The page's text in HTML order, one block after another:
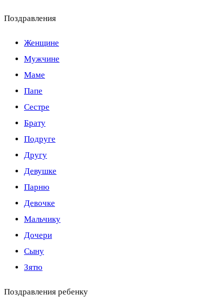
Поздравления
Женщине
Мужчине
Маме
Папе
Сестре
Брату
Подруге
Другу
Девушке
Парню
Девочке
Мальчику
Дочери
Сыну
Зятю
Поздравления ребенку